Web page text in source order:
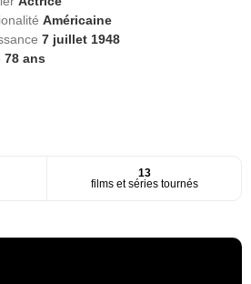
Américaine
7 juillet 1948
78 ans
13
films et séries tournés